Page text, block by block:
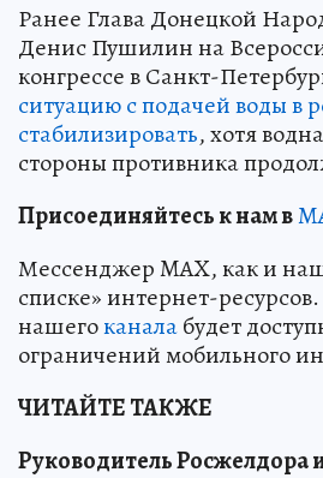
Ранее Глава Донецкой
Денис Пушилин на
конгрессе в Санкт-
ситуацию с подачей воды в
стабилизировать, хотя
стороны противника
Присоединяйтесь к нам в
Мессенджер MAX, как и
списке» интернет-
нашегоканалабудет
ограничений мобильного
ЧИТАЙТЕ ТАКЖЕ
Руководитель Росжелдора